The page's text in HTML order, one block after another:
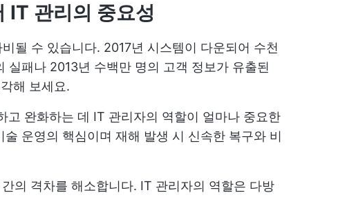
IT 관리의 중요성
될 수 있습니다. 2017년 시스템이 다운되어 수천
패나 2013년 수백만 명의 고객 정보가 유출된
해 보세요.
고 완화하는 데 IT 관리자의 역할이 얼마나 중요한
운영의 핵심이며 재해 발생 시 신속한 복구와 비
의 격차를 해소합니다. IT 관리자의 역할은 다방